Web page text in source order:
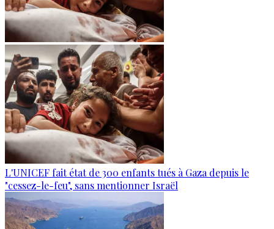
L'UNICEF fait état de 300 enfants tués à Gaza depuis le
"cessez-le-feu", sans mentionner Israël